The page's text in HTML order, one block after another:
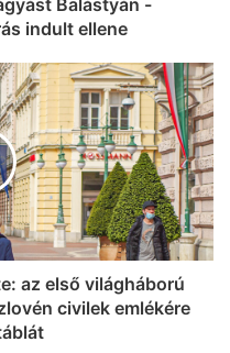
Balástyán -
indult ellene
az első világháború
civilek emlékére